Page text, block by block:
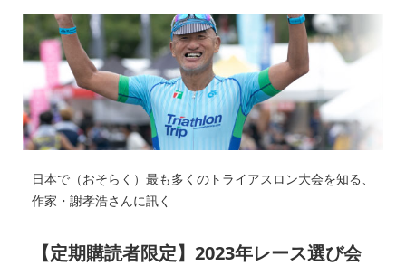
日本で（おそらく）最も多くのトライアスロン大会を知る、
作家・謝孝浩さんに訊く
【定期購読者限定】2023年レース選び会